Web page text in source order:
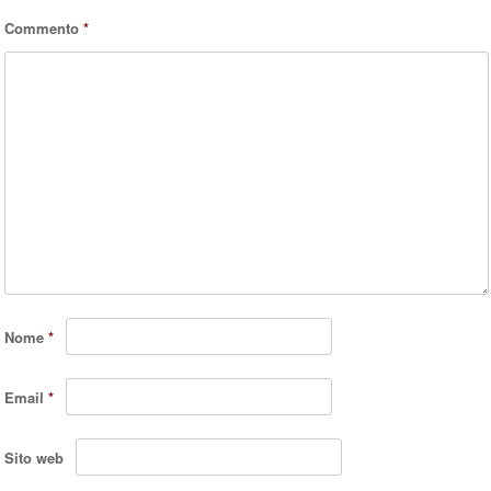
Commento*
Nome*
Email*
Sito web